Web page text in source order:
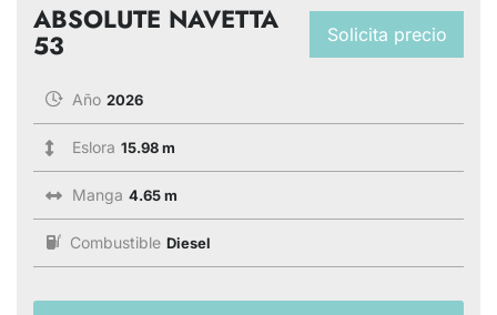
Solicita precio
ABSOLUTE NAVETTA
53
Año 2026
Eslora 15.98 m
Manga 4.65 m
Combustible Diesel